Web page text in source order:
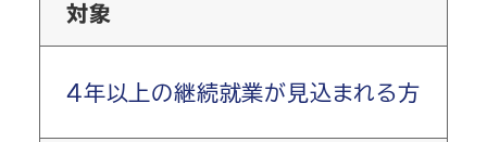
対象
4年以上の継続就業が見込まれる方